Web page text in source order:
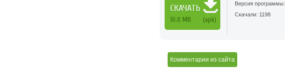
СКАЧАТЬ
10.0 MB (apk)
Версия программы:
Скачали: 1198
Комментарии из сайта